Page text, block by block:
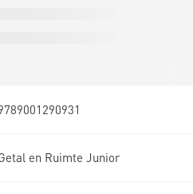
en Ruimte Junior